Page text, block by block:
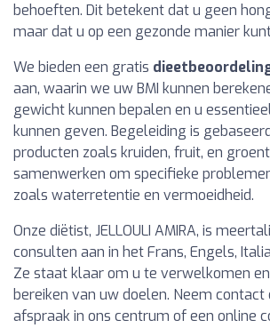
behoeften. Dit betekent dat u geen
maar dat u op een gezonde manier
We bieden een gratis
aan, waarin we uw BMI kunnen
gewicht kunnen bepalen en u
kunnen geven. Begeleiding is
producten zoals kruiden, fruit, en
samenwerken om specifieke
zoals waterretentie en vermoeidheid.
Onze diëtist, JELLOULI AMIRA, is
consulten aan in het Frans, Engels,
Ze staat klaar om u te verwelkomen
bereiken van uw doelen. Neem contact
afspraak in ons centrum of een online